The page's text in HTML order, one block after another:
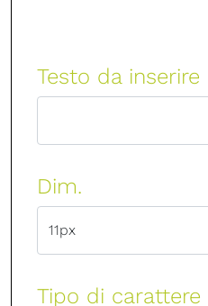
Testo da inserire
Dim.
Tipo di carattere